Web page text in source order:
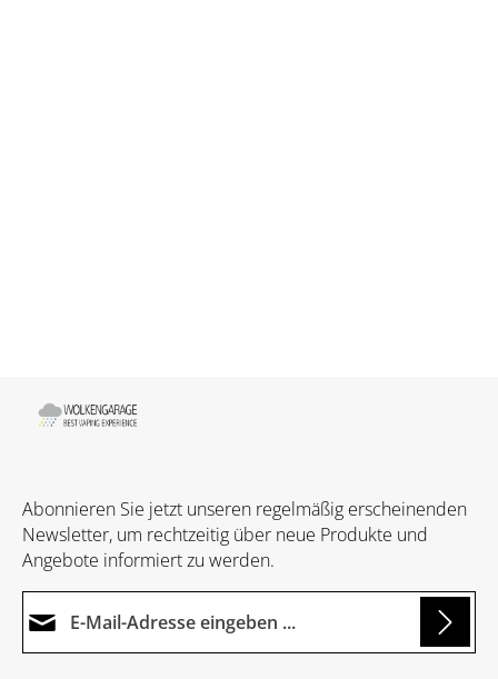
Abonnieren Sie jetzt unseren regelmäßig erscheinenden
Newsletter, um rechtzeitig über neue Produkte und
Angebote informiert zu werden.